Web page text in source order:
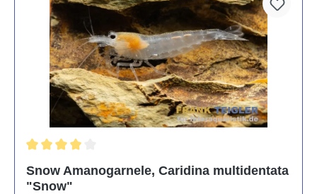
Snow Amanogarnele, Caridina multidentata
"Snow"